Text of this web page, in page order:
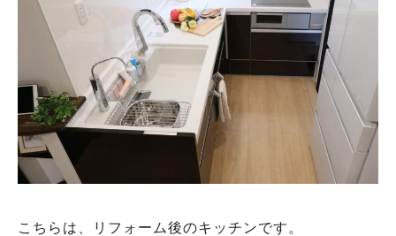
こちらは、リフォーム後のキッチンです。